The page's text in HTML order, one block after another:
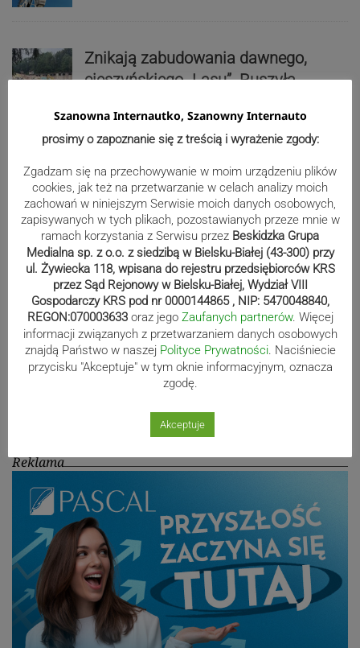
Znikają zabudowania dawnego,
cieszyńskiego „Lasu”. Ruszyła
Niewidzialne klatki. Gdy nawyk staje
się więzieniem umysłu
Zmarł pierwszy wójt Bestwiny.
„Odszedł wizjoner, gospodarz i
przyjaciel”
Wodny apel. Tym razem z gminy
Reklama
Szanowna Internautko, Szanowny Internauto
prosimy o zapoznanie się z treścią i wyrażenie zgody:
Zgadzam się na przechowywanie w moim urządzeniu plików
cookies, jak też na przetwarzanie w celach analizy moich
zachowań w niniejszym Serwisie moich danych osobowych,
zapisywanych w tych plikach, pozostawianych przeze mnie w
ramach korzystania z Serwisu przez Beskidzka Grupa
Medialna sp. z o.o. z siedzibą w Bielsku-Białej (43-300) przy
ul. Żywiecka 118, wpisana do rejestru przedsiębiorców KRS
przez Sąd Rejonowy w Bielsku-Białej, Wydział VIII
Gospodarczy KRS pod nr 0000144865 , NIP: 5470048840,
REGON:070003633 oraz jego Zaufanych partnerów. Więcej
informacji związanych z przetwarzaniem danych osobowych
znajdą Państwo w naszej Polityce Prywatności. Naciśniecie
przycisku "Akceptuje" w tym oknie informacyjnym, oznacza
zgodę.
Akceptuje